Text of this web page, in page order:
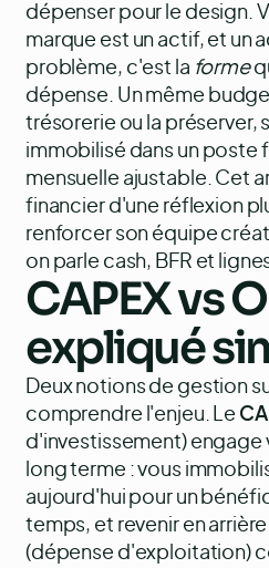
dépenser pour le design.
marque est un actif, et un
problème, c'est la forme
dépense. Un même
trésorerie ou la préserver,
immobilisé dans un poste
mensuelle ajustable. Cet
financier d'une réflexion
renforcer son équipe
on parle cash, BFR et
CAPEX vs
expliqué
Deux notions de gestion
comprendre l'enjeu. Le
d'investissement) engage
long terme : vous
aujourd'hui pour un
temps, et revenir en
(dépense d'exploitation)